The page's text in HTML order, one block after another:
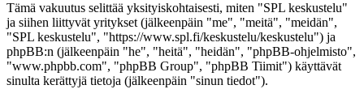
Tämä vakuutus selittää yksityiskohtaisesti, miten "SPL keskustelu"
ja siihen liittyvät yritykset (jälkeenpäin "me", "meitä", "meidän",
"SPL keskustelu", "https://www.spl.fi/keskustelu/keskustelu") ja
phpBB:n (jälkeenpäin "he", "heitä", "heidän", "phpBB-ohjelmisto",
"www.phpbb.com", "phpBB Group", "phpBB Tiimit") käyttävät
sinulta kerättyjä tietoja (jälkeenpäin "sinun tiedot").